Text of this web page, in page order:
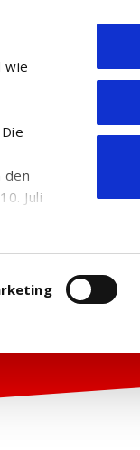
wie
den
Juli